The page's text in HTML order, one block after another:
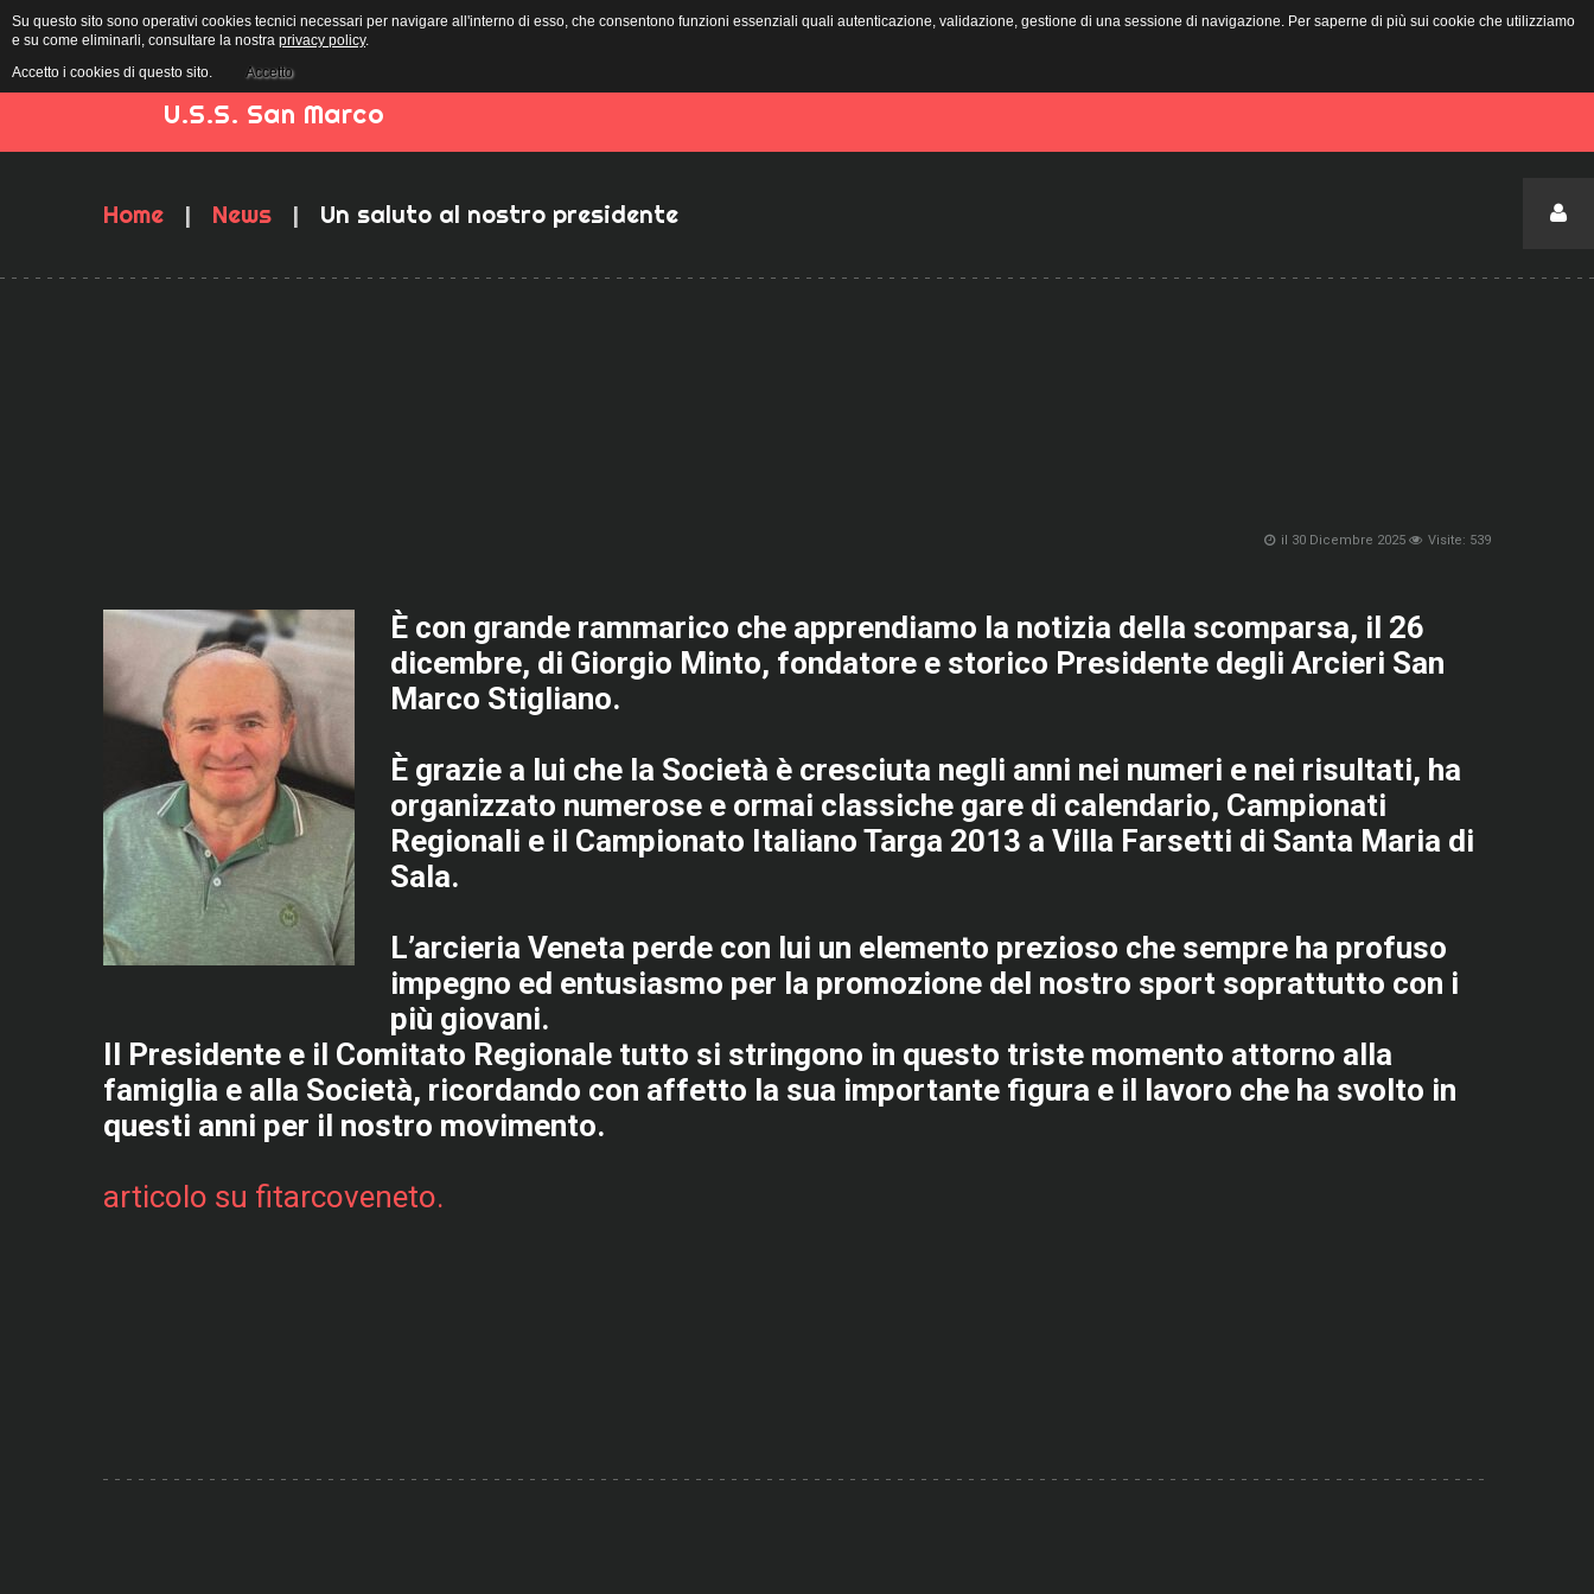
Home Chi siamo Galleria Contatti
Corso di Tiro
Gare
Le nostre gare
U.S.S. San Marco
Contributi pubblici 2020
Contributi pubblici 2021
Home | News | Un saluto al nostro presidente
il 30 Dicembre 2025 Visite: 539
È con grande rammarico che apprendiamo la notizia della scomparsa, il 26
dicembre, di Giorgio Minto, fondatore e storico Presidente degli Arcieri San
Marco Stigliano.
È grazie a lui che la Società è cresciuta negli anni nei numeri e nei risultati, ha
organizzato numerose e ormai classiche gare di calendario, Campionati
Regionali e il Campionato Italiano Targa 2013 a Villa Farsetti di Santa Maria di
Sala.
L’arcieria Veneta perde con lui un elemento prezioso che sempre ha profuso
impegno ed entusiasmo per la promozione del nostro sport soprattutto con i
più giovani.
Il Presidente e il Comitato Regionale tutto si stringono in questo triste momento attorno alla
famiglia e alla Società, ricordando con affetto la sua importante figura e il lavoro che ha svolto in
questi anni per il nostro movimento.
articolo su fitarcoveneto.
Nome
utente
dimenticato?
dimenticata?
Su questo sito sono operativi cookies tecnici necessari per navigare all'interno di esso, che consentono funzioni essenziali quali autenticazione, validazione, gestione di una sessione di navigazione. Per saperne di più sui cookie che utilizziamo
e su come eliminarli, consultare la nostra privacy policy.
Accetto i cookies di questo sito.
Accetto